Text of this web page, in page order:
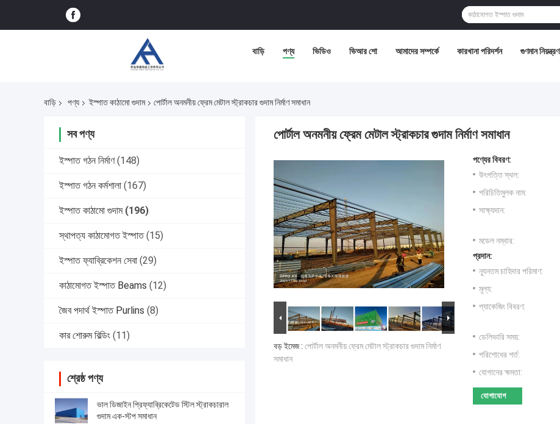
বাড়ি পণ্য ভিডিও ভিআর শো আমাদের সম্পর্কে কারখানা পরিদর্শন গুণমান নিয়ন্ত্রণ
বাড়ি পণ্য ইস্পাত কাঠামো গুদাম পোর্টাল অনমনীয় ফ্রেম মেটাল স্ট্রাকচার গুদাম নির্মাণ সমাধান
সব পণ্য
ইস্পাত গঠন নির্মাণ (148)
ইস্পাত গঠন কর্মশালা (167)
ইস্পাত কাঠামো গুদাম (196)
স্থাপত্য কাঠামোগত ইস্পাত (15)
ইস্পাত ফ্যাব্রিকেশন সেবা (29)
কাঠামোগত ইস্পাত Beams (12)
জৈব পদার্থ ইস্পাত Purlins (8)
কার শোরুম বিল্ডিং (11)
শ্রেষ্ঠ পণ্য
ভাল ডিজাইন প্রিফ্যাব্রিকেটেড স্টিল স্ট্রাকচারাল
গুদাম এক-স্টপ সমাধান
পোর্টাল অনমনীয় ফ্রেম মেটাল স্ট্রাকচার গুদাম নির্মাণ সমাধান
বড় ইমেজ : পোর্টাল অনমনীয় ফ্রেম মেটাল স্ট্রাকচার গুদাম নির্মাণ
সমাধান
পণ্যের বিবরণ:
উৎপত্তি স্থল:
পরিচিতিমুলক নাম:
সাক্ষ্যদান:
মডেল নম্বার:
প্রদান:
ন্যূনতম চাহিদার পরিমাণ:
মূল্য:
প্যাকেজিং বিবরণ:
ডেলিভারি সময়:
পরিশোধের শর্ত:
যোগানের ক্ষমতা:
যোগাযোগ